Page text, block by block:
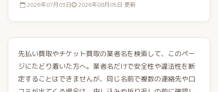
2026年07月03日 2026年08月05日 更新
先払い買取やチケット買取の業者名を検索して、このペー
ジにたどり着いた方へ。業者名だけで安全性や違法性を断
定することはできませんが、同じ名前で複数の連絡先や口